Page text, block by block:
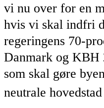
vi nu over for en
hvis vi skal indfri
regeringens 70-
Danmark og KBH
som skal gøre
neutrale